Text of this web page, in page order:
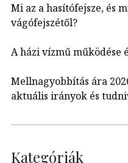
Mi az a hasítófejsze, és
vágófejszétől?
A házi vízmű működése
Mellnagyobbítás ára
aktuális irányok és
Kategóriák